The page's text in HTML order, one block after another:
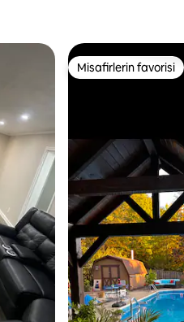
Misafirlerin favorisi
Misafirlerin favorisi